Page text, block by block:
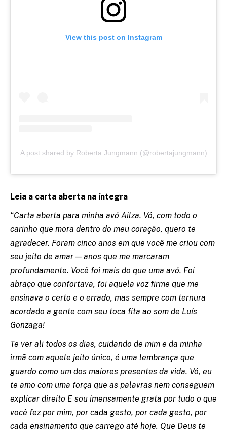
View this post on Instagram
A post shared by Roberta Jungmann (@robertajungmann)
Leia a carta aberta na íntegra
“Carta aberta para minha avó Ailza. Vó, com todo o
carinho que mora dentro do meu coração, quero te
agradecer. Foram cinco anos em que você me criou com
seu jeito de amar — anos que me marcaram
profundamente. Você foi mais do que uma avó. Foi
abraço que confortava, foi aquela voz firme que me
ensinava o certo e o errado, mas sempre com ternura
acordado a gente com seu toca fita ao som de Luís
Gonzaga!
Te ver ali todos os dias, cuidando de mim e da minha
irmã com aquele jeito único, é uma lembrança que
guardo como um dos maiores presentes da vida. Vó, eu
te amo com uma força que as palavras nem conseguem
explicar direito E sou imensamente grata por tudo o que
você fez por mim, por cada gesto, por cada gesto, por
cada ensinamento que carrego até hoje. Que Deus te